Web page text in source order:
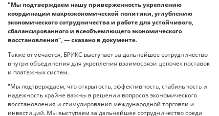
"Мы подтверждаем нашу приверженность укреплению
координации макроэкономической политики, углублению
экономического сотрудничества и работе для устойчивого,
сбалансированного и всеобъемлющего экономического
восстановления", — сказано в документе.
Также отмечается, БРИКС выступает за дальнейшее сотрудничество
внутри объединения для укрепления взаимосвязи цепочек поставок
и платежных систем.
"Мы подтверждаем, что открытость, эффективность, стабильность и
надежность крайне важны в решении вопросов экономического
восстановления и стимулирования международной торговли и
инвестиций. Мы выступаем за дальнейшее сотрудничество среди